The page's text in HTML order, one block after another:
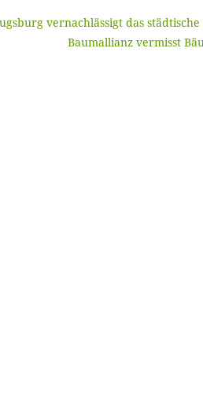
vernachlässigt das
Baumallianz vermisst